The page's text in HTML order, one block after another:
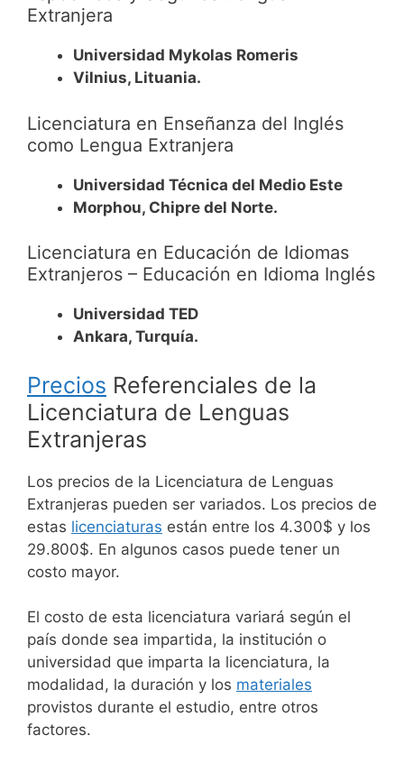
Extranjera
Universidad Mykolas Romeris
Vilnius, Lituania.
Licenciatura en Enseñanza del Inglés
como Lengua Extranjera
Universidad Técnica del Medio Este
Morphou, Chipre del Norte.
Licenciatura en Educación de Idiomas
Extranjeros – Educación en Idioma Inglés
Universidad TED
Ankara, Turquía.
Precios Referenciales de la
Licenciatura de Lenguas
Extranjeras
Los precios de la Licenciatura de Lenguas
Extranjeras pueden ser variados. Los precios de
estas licenciaturas están entre los 4.300$ y los
29.800$. En algunos casos puede tener un
costo mayor.
El costo de esta licenciatura variará según el
país donde sea impartida, la institución o
universidad que imparta la licenciatura, la
modalidad, la duración y los materiales
provistos durante el estudio, entre otros
factores.